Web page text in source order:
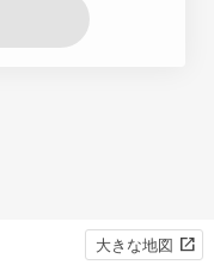
大きな地図